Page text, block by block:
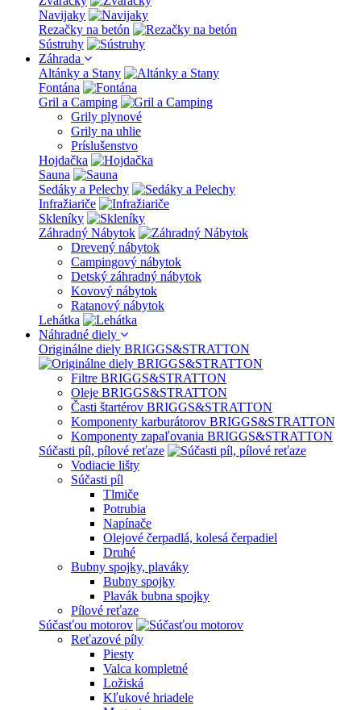
Navijaky
Rezačky na betón
Sústruhy
Záhrada
Altánky a Stany
Fontána
Gril a Camping
Grily plynové
Grily na uhlie
Príslušenstvo
Hojdačka
Sauna
Sedáky a Pelechy
Infražiariče
Skleníky
Záhradný Nábytok
Drevený nábytok
Campingový nábytok
Detský záhradný nábytok
Kovový nábytok
Ratanový nábytok
Lehátka
Náhradné diely
Originálne diely BRIGGS&STRATTON
Filtre BRIGGS&STRATTON
Oleje BRIGGS&STRATTON
Časti štartérov BRIGGS&STRATTON
Komponenty karburátorov BRIGGS&STRATTON
Komponenty zapaľovania BRIGGS&STRATTON
Súčasti píl, pílové reťaze
Vodiacie lišty
Súčasti píl
Tlmiče
Potrubia
Napínače
Olejové čerpadlá, kolesá čerpadiel
Druhé
Bubny spojky, plaváky
Bubny spojky
Plavák bubna spojky
Pílové reťaze
Súčasťou motorov
Reťazové píly
Piesty
Valca kompletné
Ložiská
Kľukové hriadele